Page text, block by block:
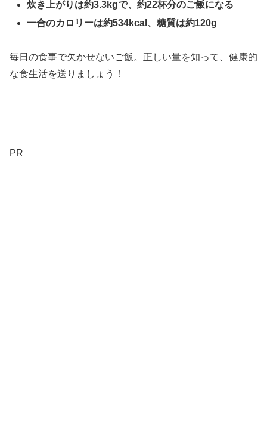
炊き上がりは約3.3kgで、約22杯分のご飯になる
一合のカロリーは約534kcal、糖質は約120g
毎日の食事で欠かせないご飯。正しい量を知って、健康的
な食生活を送りましょう！
PR